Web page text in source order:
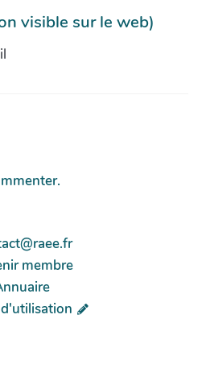
visible sur le web)
membre